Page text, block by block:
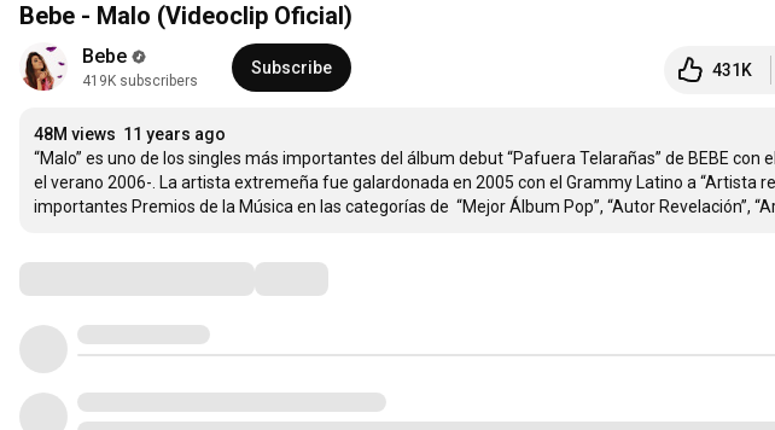
Bebe - Malo (Videoclip Oficial)
Bebe
419K subscribers
Subscribe 431K
48M views 11 years ago
“Malo” es uno de los singles más importantes del álbum debut “Pafuera Telarañas” de BEBE con
el verano 2006-. La artista extremeña fue galardonada en 2005 con el Grammy Latino a “Artista
importantes Premios de la Música en las categorías de  “Mejor Álbum Pop”, “Autor Revelación”,